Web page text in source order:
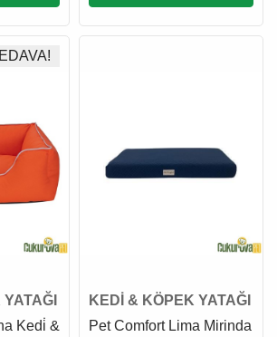
Kedi̇ &
KEDİ & KÖPEK YATAĞI
Pet Comfort Lima Mirinda